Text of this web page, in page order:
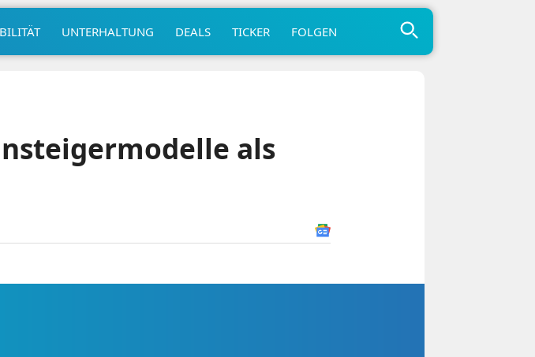
UNTERHALTUNG DEALS TICKER FOLGEN
als